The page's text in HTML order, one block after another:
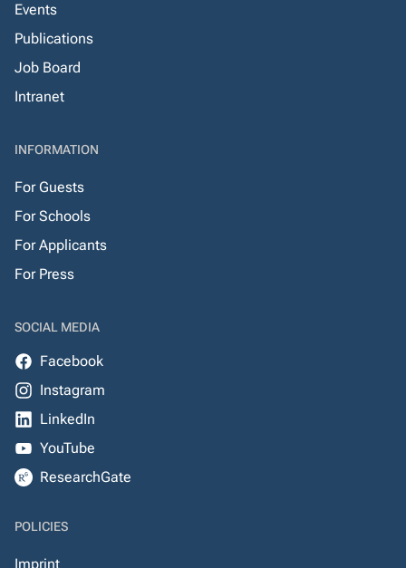
Events
Publications
Job Board
Intranet
INFORMATION
For Guests
For Schools
For Applicants
For Press
SOCIAL MEDIA
Facebook
Instagram
LinkedIn
YouTube
ResearchGate
POLICIES
Imprint